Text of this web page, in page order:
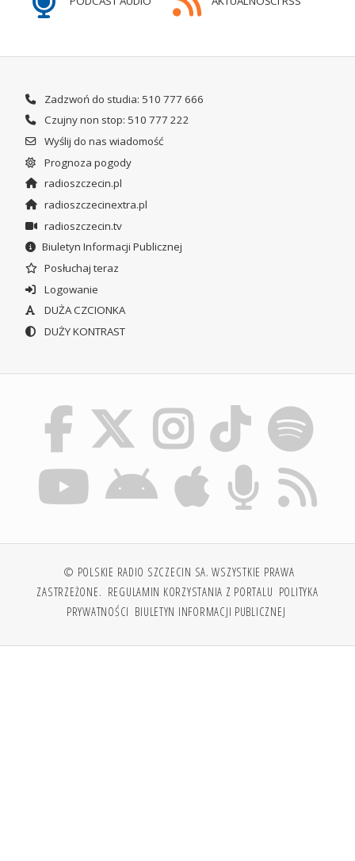
Zadzwoń do studia: 510 777 666
Czujny non stop: 510 777 222
Wyślij do nas wiadomość
Prognoza pogody
radioszczecin.pl
radioszczecinextra.pl
radioszczecin.tv
Biuletyn Informacji Publicznej
Posłuchaj teraz
Logowanie
DUŻA CZCIONKA
DUŻY KONTRAST
© POLSKIE RADIO SZCZECIN SA. WSZYSTKIE PRAWA
ZASTRZEŻONE. REGULAMIN KORZYSTANIA Z PORTALU POLITYKA
PRYWATNOŚCI BIULETYN INFORMACJI PUBLICZNEJ